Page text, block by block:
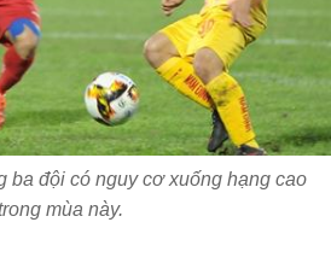
ba đội có nguy cơ xuống hạng cao
mùa này.